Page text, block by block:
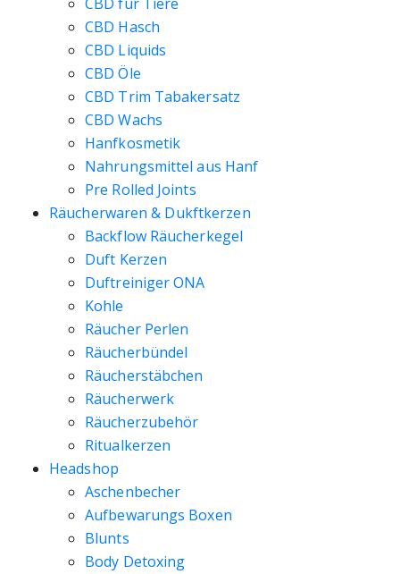
CBD für Tiere
CBD Hasch
CBD Liquids
CBD Öle
CBD Trim Tabakersatz
CBD Wachs
Hanfkosmetik
Nahrungsmittel aus Hanf
Pre Rolled Joints
Räucherwaren & Dukftkerzen
Backflow Räucherkegel
Duft Kerzen
Duftreiniger ONA
Kohle
Räucher Perlen
Räucherbündel
Räucherstäbchen
Räucherwerk
Räucherzubehör
Ritualkerzen
Headshop
Aschenbecher
Aufbewarungs Boxen
Blunts
Body Detoxing